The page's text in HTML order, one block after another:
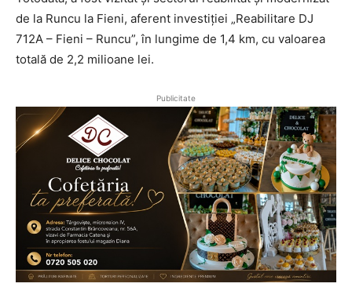
de la Runcu la Fieni, aferent investiției „Reabilitare DJ
712A – Fieni – Runcu”, în lungime de 1,4 km, cu valoarea
totală de 2,2 milioane lei.
Publicitate